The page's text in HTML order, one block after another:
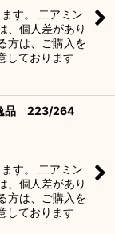
す。 二アミン
、個人差があり
方は、ご購入を
しております
品 223/264
す。 二アミン
、個人差があり
方は、ご購入を
しております